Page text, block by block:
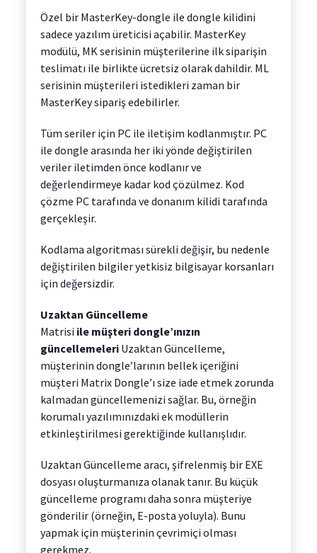
Özel bir MasterKey-dongle ile dongle kilidini
sadece yazılım üreticisi açabilir. MasterKey
modülü, MK serisinin müşterilerine ilk siparişin
teslimatı ile birlikte ücretsiz olarak dahildir. ML
serisinin müşterileri istedikleri zaman bir
MasterKey sipariş edebilirler.
Tüm seriler için PC ile iletişim kodlanmıştır. PC
ile dongle arasında her iki yönde değiştirilen
veriler iletimden önce kodlanır ve
değerlendirmeye kadar kod çözülmez. Kod
çözme PC tarafında ve donanım kilidi tarafında
gerçekleşir.
Kodlama algoritması sürekli değişir, bu nedenle
değiştirilen bilgiler yetkisiz bilgisayar korsanları
için değersizdir.
Uzaktan Güncelleme
Matrisi ile müşteri dongle’ınızın
güncellemeleriUzaktan Güncelleme,
müşterinin dongle’larının bellek içeriğini
müşteri Matrix Dongle’ı size iade etmek zorunda
kalmadan güncellemenizi sağlar. Bu, örneğin
korumalı yazılımınızdaki ek modüllerin
etkinleştirilmesi gerektiğinde kullanışlıdır.
Uzaktan Güncelleme aracı, şifrelenmiş bir EXE
dosyası oluşturmanıza olanak tanır. Bu küçük
güncelleme programı daha sonra müşteriye
gönderilir (örneğin, E-posta yoluyla). Bunu
yapmak için müşterinin çevrimiçi olması
gerekmez.